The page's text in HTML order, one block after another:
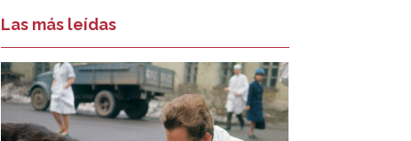
Las más leídas